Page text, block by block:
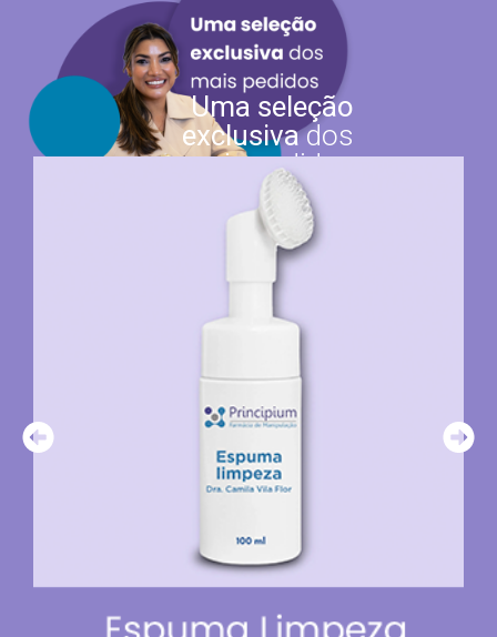
Uma seleção
exclusivados
mais pedidos
para você